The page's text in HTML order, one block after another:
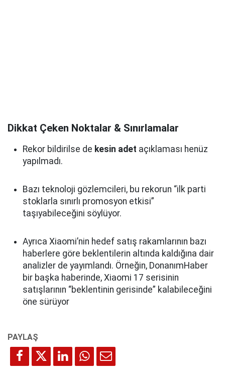
Dikkat Çeken Noktalar & Sınırlamalar
Rekor bildirilse de kesin adet açıklaması henüz
yapılmadı.
Bazı teknoloji gözlemcileri, bu rekorun “ilk parti
stoklarla sınırlı promosyon etkisi”
taşıyabileceğini söylüyor.
Ayrıca Xiaomi’nin hedef satış rakamlarının bazı
haberlere göre beklentilerin altında kaldığına dair
analizler de yayımlandı. Örneğin, DonanımHaber
bir başka haberinde, Xiaomi 17 serisinin
satışlarının “beklentinin gerisinde” kalabileceğini
öne sürüyor